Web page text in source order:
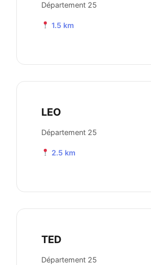
Département 25
1.5 km
LEO
Département 25
2.5 km
TED
Département 25